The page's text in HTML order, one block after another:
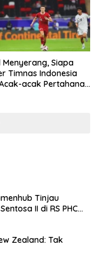
Menyerang, Siapa
Timnas Indonesia
acak Pertahanan
Tinjau
II di RS PHC
Zealand: Tak